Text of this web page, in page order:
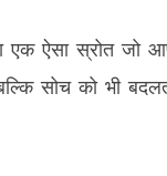
एक ऐसा स्रोत
सोच को भी